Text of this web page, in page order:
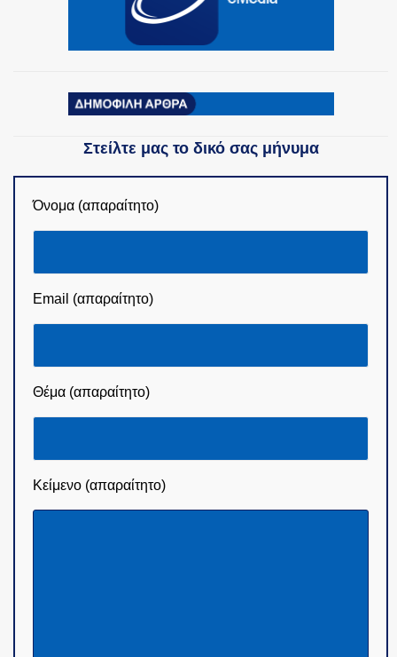
Στείλτε μας το δικό σας μήνυμα
Όνομα (απαραίτητο)
Email (απαραίτητο)
Θέμα (απαραίτητο)
Κείμενο (απαραίτητο)